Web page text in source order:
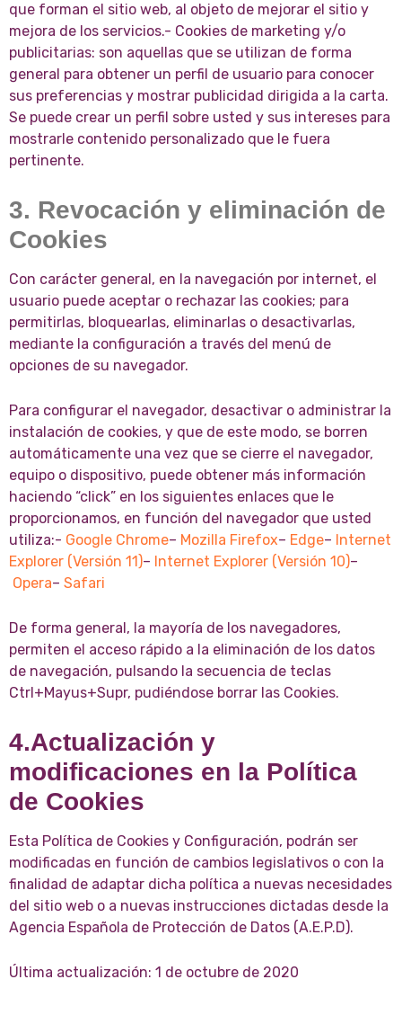
que forman el sitio web, al objeto de mejorar el sitio y
mejora de los servicios.- Cookies de marketing y/o
publicitarias: son aquellas que se utilizan de forma
general para obtener un perfil de usuario para conocer
sus preferencias y mostrar publicidad dirigida a la carta.
Se puede crear un perfil sobre usted y sus intereses para
mostrarle contenido personalizado que le fuera
pertinente.
3. Revocación y eliminación de
Cookies
Con carácter general, en la navegación por internet, el
usuario puede aceptar o rechazar las cookies; para
permitirlas, bloquearlas, eliminarlas o desactivarlas,
mediante la configuración a través del menú de
opciones de su navegador.
Para configurar el navegador, desactivar o administrar la
instalación de cookies, y que de este modo, se borren
automáticamente una vez que se cierre el navegador,
equipo o dispositivo, puede obtener más información
haciendo “click” en los siguientes enlaces que le
proporcionamos, en función del navegador que usted
utiliza:- Google Chrome– Mozilla Firefox– Edge– Internet
Explorer (Versión 11)– Internet Explorer (Versión 10)–
Opera– Safari
De forma general, la mayoría de los navegadores,
permiten el acceso rápido a la eliminación de los datos
de navegación, pulsando la secuencia de teclas
Ctrl+Mayus+Supr, pudiéndose borrar las Cookies.
4.Actualización y
modificaciones en la Política
de Cookies
Esta Política de Cookies y Configuración, podrán ser
modificadas en función de cambios legislativos o con la
finalidad de adaptar dicha política a nuevas necesidades
del sitio web o a nuevas instrucciones dictadas desde la
Agencia Española de Protección de Datos (A.E.P.D).
Última actualización: 1 de octubre de 2020